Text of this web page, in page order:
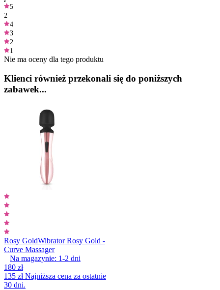
5
2
4
3
2
1
Nie ma oceny dla tego produktu
Klienci również przekonali się do poniższych
zabawek...
Rosy GoldWibrator Rosy Gold -
Curve Massager
Na magazynie: 1-2 dni
180 zł
135 złNajniższa cena za ostatnie
30 dni.